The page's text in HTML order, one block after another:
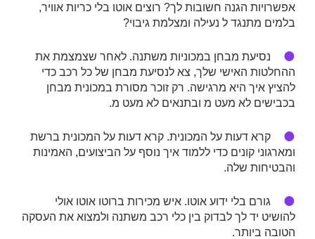
אפשרויות הגנה חשובות לך? רוצים אוטו בלי כריות אוויר,
בלמים מתנגד ל נעילה ומצלמת גיבוי?
נסיעת מבחן במכוניות משתנה. לאחר שצמצמת את
ההחלטות האישי שלך, צא לנסיעת מבחן של כל רכב כדי
להציץ איך היא מרגישה. רק זוכר מסורת במכונית מבחן
בכבישים לא מעט מ ובתנאים לא מעט מ.
קרא דעות על המכונית. קרא דעות על המכונית ברשת
ומארגוני קונים כדי ללמוד איך נוסף על הביצועים, האמינות
והבטיחות שלה.
גורם בלי ידוע אוטו. איש מכירות ברוטו אוטו אולי
להושיט יד לך לבדוק בין כלי רכב משתנה ולמצוא את העסקה
הטובה ביותר.